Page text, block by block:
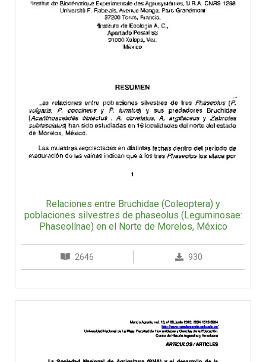
Relaciones entre Bruchidae (Coleoptera) y
poblaciones silvestres de phaseolus (Leguminosae:
Phaseollnae) en el Norte de Morelos, México
2646 930